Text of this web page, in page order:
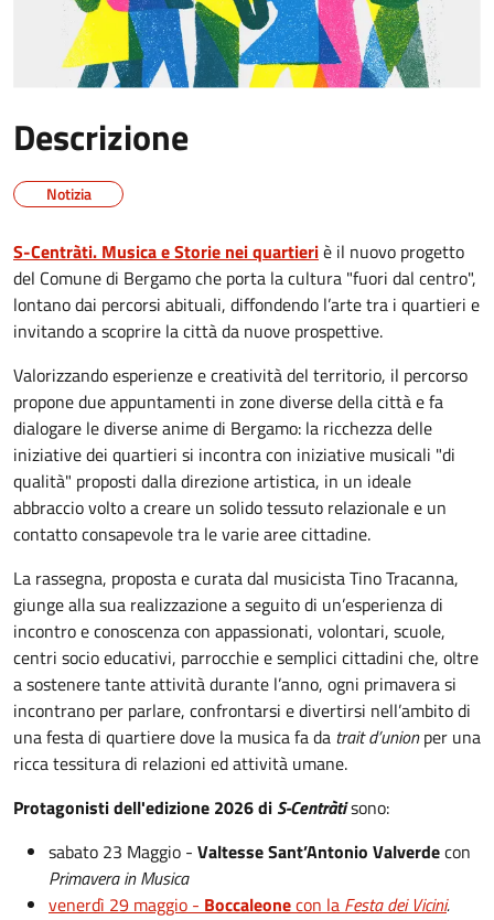
Descrizione
Notizia
S-Centràti. Musica e Storie nei quartieriè il nuovo progetto
del Comune di Bergamo che porta la cultura "fuori dal centro",
lontano dai percorsi abituali, diffondendo l’arte tra i quartieri e
invitando a scoprire la città da nuove prospettive.
Valorizzando esperienze e creatività del territorio, il percorso
propone due appuntamenti in zone diverse della città e fa
dialogare le diverse anime di Bergamo: la ricchezza delle
iniziative dei quartieri si incontra con iniziative musicali "di
qualità" proposti dalla direzione artistica, in un ideale
abbraccio volto a creare un solido tessuto relazionale e un
contatto consapevole tra le varie aree cittadine.
La rassegna, proposta e curata dal musicista Tino Tracanna,
giunge alla sua realizzazione a seguito di un’esperienza di
incontro e conoscenza con appassionati, volontari, scuole,
centri socio educativi, parrocchie e semplici cittadini che, oltre
a sostenere tante attività durante l’anno, ogni primavera si
incontrano per parlare, confrontarsi e divertirsi nell’ambito di
una festa di quartiere dove la musica fa da trait d’unionper una
ricca tessitura di relazioni ed attività umane.
Protagonisti dell'edizione 2026 di S-Centràtisono:
sabato 23 Maggio - Valtesse Sant’Antonio Valverdecon
Primavera in Musica
venerdì 29 maggio - Boccaleonecon la Festa dei Vicini.